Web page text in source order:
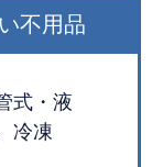
不用品
式・液
冷凍